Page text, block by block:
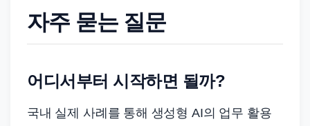
자주 묻는 질문
어디서부터 시작하면 될까?
국내 실제 사례를 통해 생성형 AI의 업무 활용